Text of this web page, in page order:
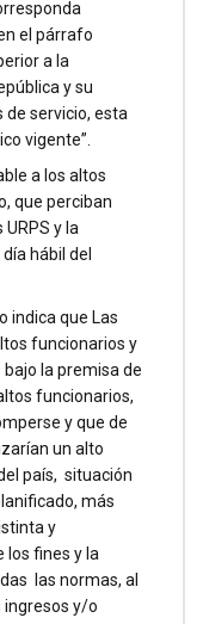
el párrafo
a la
y su
de servicio, esta
vigente”.
a los altos
que perciban
y la
hábil del
indica que Las
funcionarios y
la premisa de
funcionarios,
y que de
un alto
país, situación
más
y
los fines y la
las normas, al
y/o